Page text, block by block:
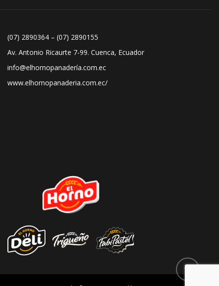
(07) 2890364 – (07) 2890155
Av. Antonio Ricaurte 7-99. Cuenca, Ecuador
info@elhornopanadería.com.ec
www.elhornopanaderia.com.ec/